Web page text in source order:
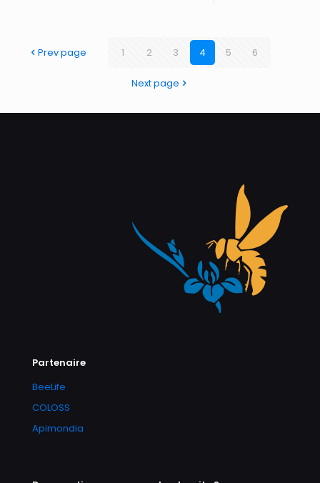
Prev page 1 2 3 4 5 6
Next page
Partenaire
BeeLife
COLOSS
Apimondia